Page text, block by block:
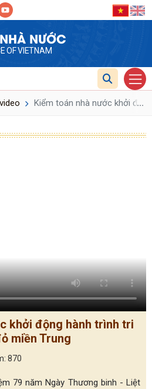
NƯỚC
OF VIETNAM
Kiểm toán nhà nước khởi ...
khởi động hành trình tri
miền Trung
870
79 năm Ngày Thương binh - Liệt